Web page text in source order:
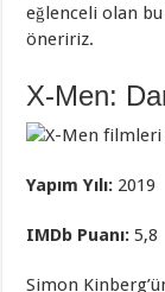
eğlenceli olan
öneririz.
X-Men:
Yapım Yılı: 2019
IMDb Puanı: 5,8
Simon